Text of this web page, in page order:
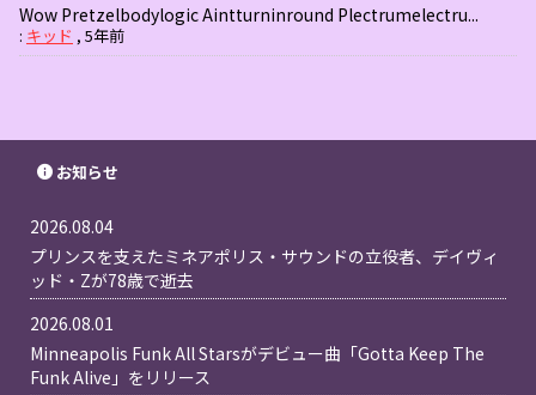
Wow Pretzelbodylogic Aintturninround Plectrumelectru...
: キッド , 5年前
お知らせ
2026.08.04
プリンスを支えたミネアポリス・サウンドの立役者、デイヴィ
ッド・Zが78歳で逝去
2026.08.01
Minneapolis Funk All Starsがデビュー曲「Gotta Keep The
Funk Alive」をリリース